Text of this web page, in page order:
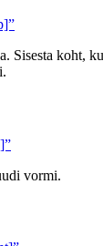
Sisesta koht,
vormi.